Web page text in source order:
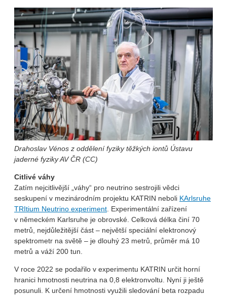
Drahoslav Vénos z oddělení fyziky těžkých iontů Ústavu
jaderné fyziky AV ČR (CC)
Citlivé váhy
Zatím nejcitlivější „váhy“ pro neutrino sestrojili vědci
seskupení v mezinárodním projektu KATRIN neboli KArlsruhe
TRItium Neutrino experiment . Experimentální zařízení
v německém Karlsruhe je obrovské. Celková délka činí 70
metrů, nejdůležitější část – největší speciální elektronový
spektrometr na světě – je dlouhý 23 metrů, průměr má 10
metrů a váží 200 tun.
V roce 2022 se podařilo v experimentu KATRIN určit horní
hranici hmotnosti neutrina na 0,8 elektronvoltu. Nyní ji ještě
posunuli. K určení hmotnosti využili sledování beta rozpadu